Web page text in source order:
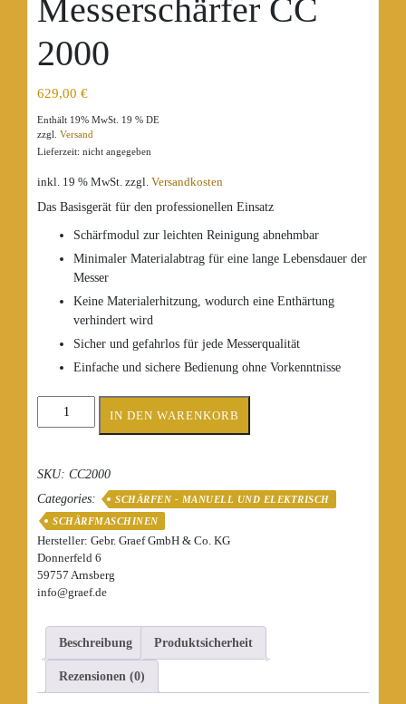
Messerschärfer CC
2000
629,00 €
Enthält 19% MwSt. 19 % DE
zzgl. Versand
Lieferzeit: nicht angegeben
inkl. 19 % MwSt. zzgl. Versandkosten
Das Basisgerät für den professionellen Einsatz
Schärfmodul zur leichten Reinigung abnehmbar
Minimaler Materialabtrag für eine lange Lebensdauer der
Messer
Keine Materialerhitzung, wodurch eine Enthärtung
verhindert wird
Sicher und gefahrlos für jede Messerqualität
Einfache und sichere Bedienung ohne Vorkenntnisse
GRAEF
Messerschärfer
Menge
IN DEN WARENKORB
SKU: CC2000
Categories:
SCHÄRFEN - MANUELL UND ELEKTRISCH
SCHÄRFMASCHINEN
Hersteller: Gebr. Graef GmbH & Co. KG
Donnerfeld 6
59757 Arnsberg
info@graef.de
Beschreibung Produktsicherheit
Rezensionen (0)